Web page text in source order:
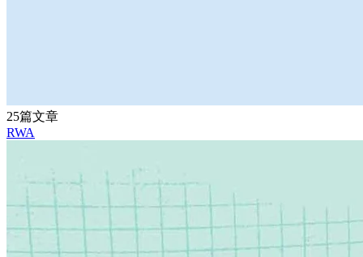
25篇文章
RWA